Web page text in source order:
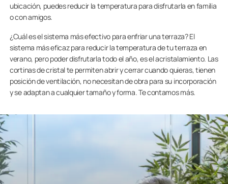
ubicación, puedes reducir la temperatura para disfrutarla en familia
o con amigos.
¿Cuál es el sistema más efectivo para enfriar una terraza? El
sistema más eficaz para reducir la temperatura de tu terraza en
verano, pero poder disfrutarla todo el año, es el acristalamiento. Las
cortinas de cristal te permiten abrir y cerrar cuando quieras, tienen
posición de ventilación, no necesitan de obra para su incorporación
y se adaptan a cualquier tamaño y forma. Te contamos más.